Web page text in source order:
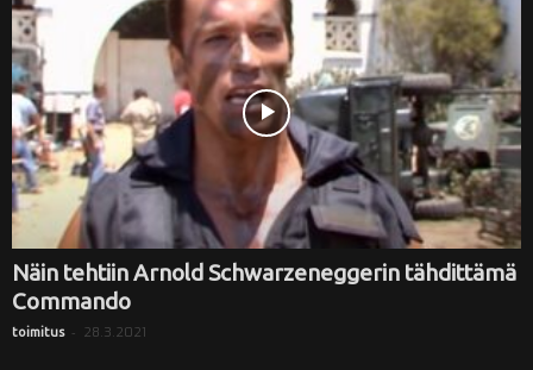
Näin tehtiin Arnold Schwarzeneggerin tähdittämä
Commando
toimitus - 28.3.2021